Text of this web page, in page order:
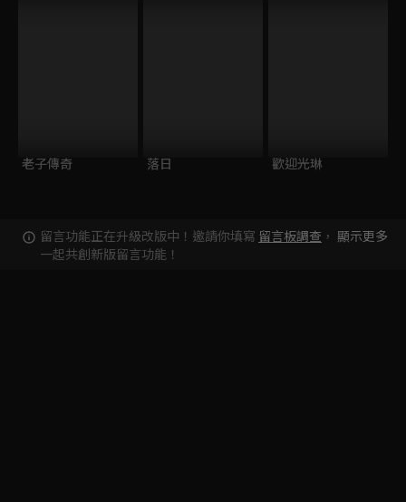
老子傳奇 落日 歡迎光琳
留言功能正在升級改版中！邀請你填寫 留言板調查 ，
一起共創新版留言功能！
顯示更多